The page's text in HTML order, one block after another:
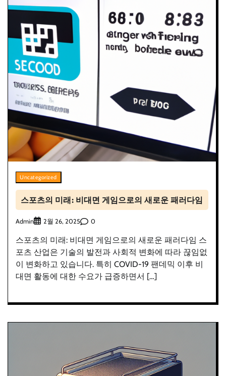
Uncategorized
스포츠의 미래: 비대면 게임으로의 새로운 패러다임
Admin 2월 26, 2025 0
스포츠의 미래: 비대면 게임으로의 새로운 패러다임 스
포츠 산업은 기술의 발전과 사회적 변화에 따라 끊임없
이 변화하고 있습니다. 특히 COVID-19 팬데믹 이후 비
대면 활동에 대한 수요가 급증하면서 […]